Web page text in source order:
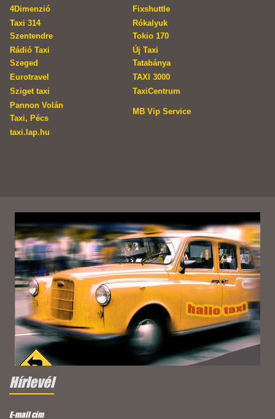
4Dimenzió
Fixshuttle
Taxi 314
Szentendre
Rókalyuk
Tokio 170
Rádió Taxi
Szeged
Új Taxi
Tatabánya
Eurotravel
TAXI 3000
Sziget taxi
TaxiCentrum
Pannon Volán
Taxi, Pécs
MB Vip Service
taxi.lap.hu
Hírlevél
E-mail cím*